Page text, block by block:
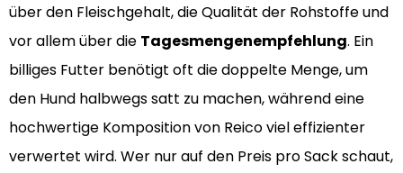
über den Fleischgehalt, die Qualität der Rohstoffe und
vor allem über die Tagesmengenempfehlung. Ein
billiges Futter benötigt oft die doppelte Menge, um
den Hund halbwegs satt zu machen, während eine
hochwertige Komposition von Reico viel effizienter
verwertet wird. Wer nur auf den Preis pro Sack schaut,